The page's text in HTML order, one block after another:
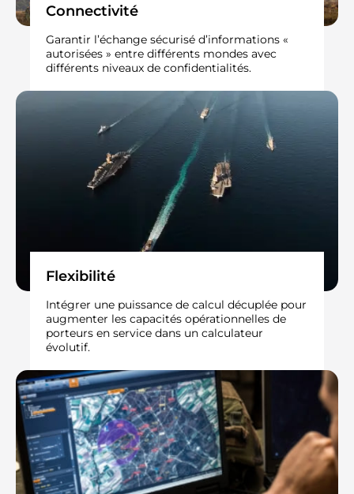
Connectivité​
Garantir l’échange sécurisé d’informations «
autorisées » entre différents mondes avec
différents niveaux de confidentialités. ​
Flexibilité​
Intégrer une puissance de calcul décuplée pour
augmenter les capacités opérationnelles de
porteurs en service dans un calculateur
évolutif. ​